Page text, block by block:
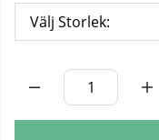
Välj Storlek: